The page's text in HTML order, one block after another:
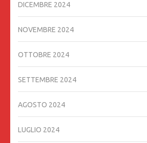
DICEMBRE 2024
NOVEMBRE 2024
OTTOBRE 2024
SETTEMBRE 2024
AGOSTO 2024
LUGLIO 2024